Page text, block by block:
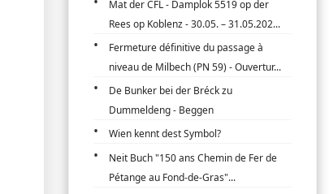
Mat der CFL - Damplok 5519 op der
Rees op Koblenz - 30.05. – 31.05.202...
Fermeture définitive du passage à
niveau de Milbech (PN 59) - Ouvertur...
De Bunker bei der Bréck zu
Dummeldeng - Beggen
Wien kennt dest Symbol?
Neit Buch "150 ans Chemin de Fer de
Pétange au Fond-de-Gras"...